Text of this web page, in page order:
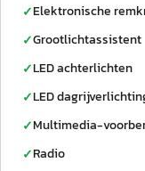
✓Elektronische
✓Grootlichtassistent
✓LED achterlichten
✓LED
✓Multimedia-
✓Radio